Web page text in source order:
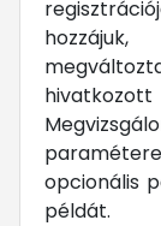
opcionális
példát.